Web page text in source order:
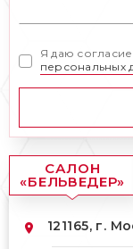
Я даю
персональных
САЛОН
«БЕЛЬВЕДЕР»
121165, г.